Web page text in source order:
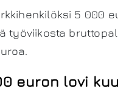
5 000
työviikosta
euron lovi